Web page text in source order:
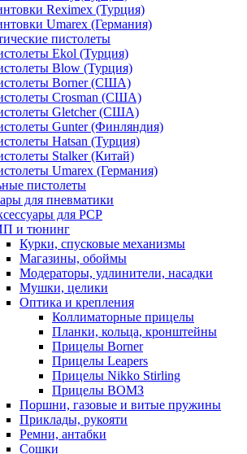
Reximex (Турция)
Umarex (Германия)
пистолеты
Ekol (Турция)
Blow (Турция)
Borner (США)
Crosman (США)
Gletcher (США)
Gunter (Финляндия)
Hatsan (Турция)
Stalker (Китай)
Umarex (Германия)
пистолеты
для пневматики
для PCP
и тюнинг
Курки, спусковые механизмы
Магазины, обоймы
Модераторы, удлинители, насадки
Мушки, целики
Оптика и крепления
Коллиматорные прицелы
Планки, кольца, кронштейны
Прицелы Borner
Прицелы Leapers
Прицелы Nikko Stirling
Прицелы ВОМЗ
Поршни, газовые и витые пружины
Приклады, рукояти
Ремни, антабки
Сошки